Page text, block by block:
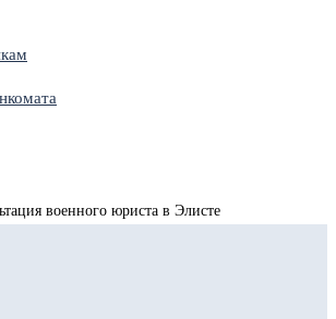
военного юриста в Элисте